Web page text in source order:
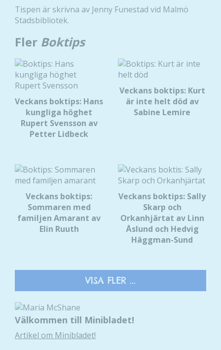
Tispen är skrivna av Jenny Funestad vid Malmö
Stadsbibliotek.
Fler Boktips
Veckans boktips: Hans
kungliga höghet
Rupert Svensson av
Petter Lidbeck
Veckans boktips: Kurt
är inte helt död av
Sabine Lemire
Veckans boktips:
Sommaren med
familjen Amarant av
Elin Ruuth
Veckans boktips: Sally
Skarp och
Orkanhjärtat av Linn
Åslund och Hedvig
Häggman-Sund
VISA FLER ...
Välkommen till Minibladet!
Artikel om Minibladet!